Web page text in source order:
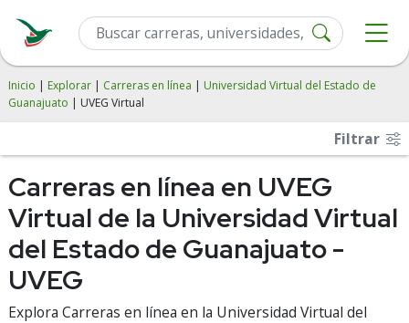
Inicio | Explorar | Carreras en línea | Universidad Virtual del Estado de
Guanajuato | UVEG Virtual
Filtrar
Carreras en línea en UVEG
Virtual de la Universidad Virtual
del Estado de Guanajuato -
UVEG
Explora Carreras en línea en la Universidad Virtual del